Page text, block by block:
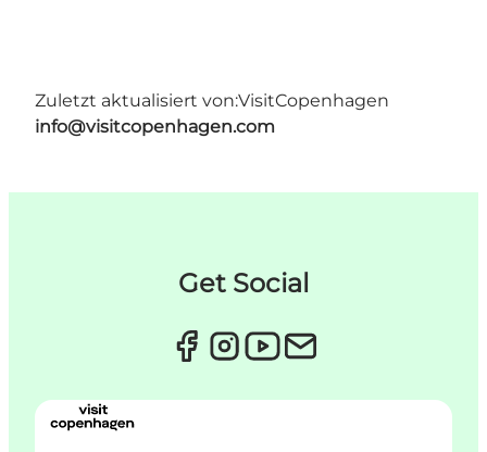
Zuletzt aktualisiert von:VisitCopenhagen
info@visitcopenhagen.com
Get Social